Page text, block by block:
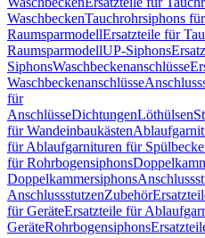
WaschbeckenTauchrohrsiphons
RaumsparmodellErsatzteile für
RaumsparmodellUP-Siphons
SiphonsWaschbeckenanschlüsse
Waschbeckenanschlüsse
für
AnschlüsseDichtungenLöthülsen
für Wandeinbaukästen
für Ablaufgarnituren für
für Rohrbogensiphons
Doppelkammersiphons
AnschlussstutzenZubehör
für GeräteErsatzteile für
GeräteRohrbogensiphons